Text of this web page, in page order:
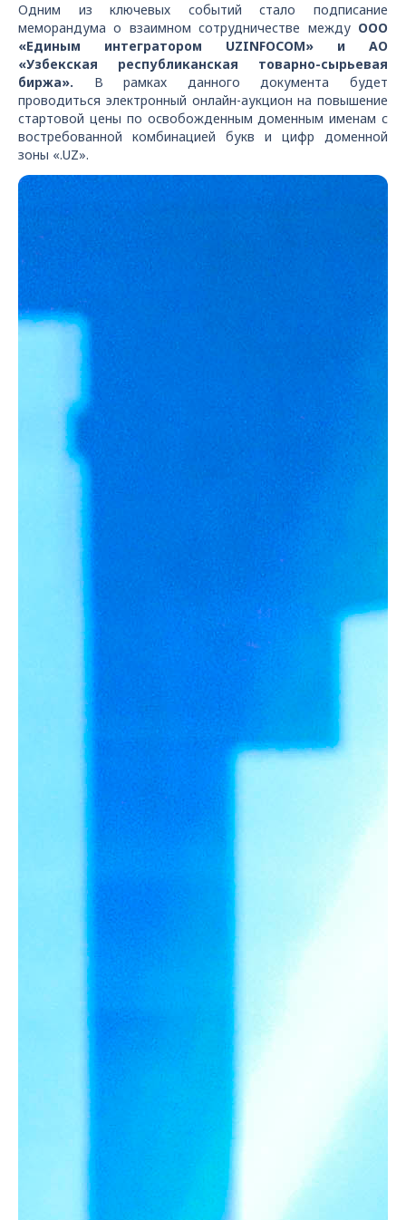
Одним из ключевых событий стало подписание
меморандума о взаимном сотрудничестве между ООО
«Единым интегратором UZINFOCOM» и АО
«Узбекская республиканская товарно-сырьевая
биржа». В рамках данного документа будет
проводиться электронный онлайн-аукцион на повышение
стартовой цены по освобожденным доменным именам с
востребованной комбинацией букв и цифр доменной
зоны «.UZ».